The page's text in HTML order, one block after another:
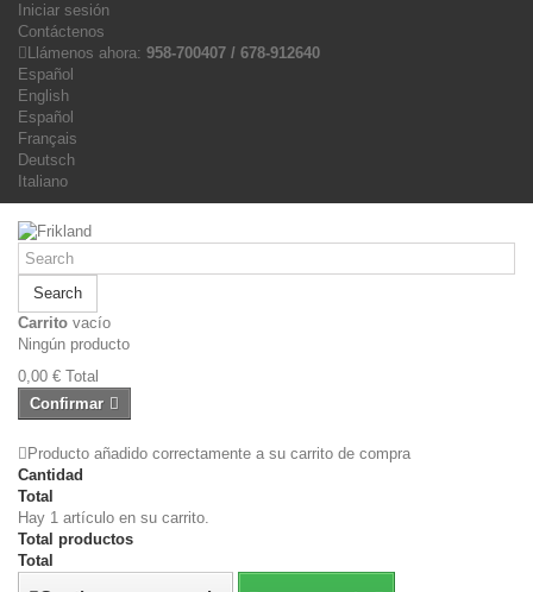
Iniciar sesión
Contáctenos
Llámenos ahora: 958-700407 / 678-912640
Español
English
Español
Français
Deutsch
Italiano
Search
Carrito vacío
Ningún producto
0,00 € Total
Confirmar
Producto añadido correctamente a su carrito de compra
Cantidad
Total
Hay 1 artículo en su carrito.
Total productos
Total